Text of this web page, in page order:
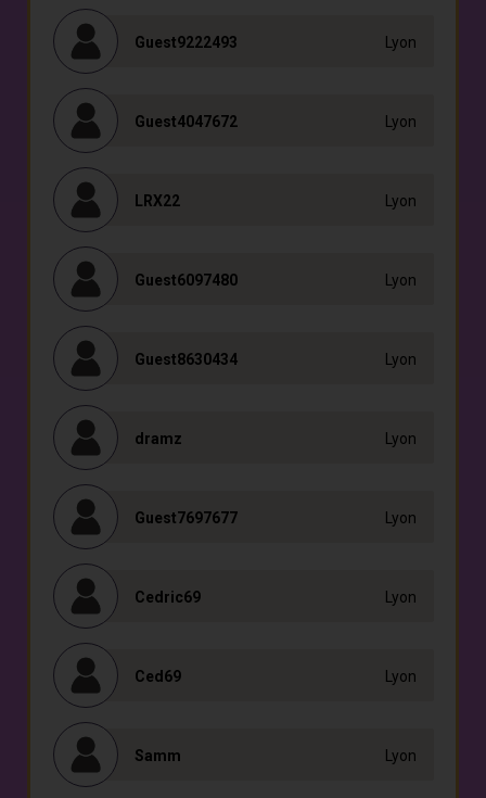
Guest9222493 Lyon
Guest4047672 Lyon
LRX22 Lyon
Guest6097480 Lyon
Guest8630434 Lyon
dramz Lyon
Guest7697677 Lyon
Cedric69 Lyon
Ced69 Lyon
Samm Lyon